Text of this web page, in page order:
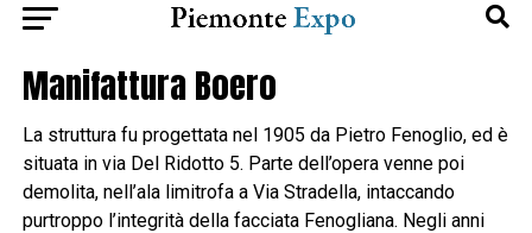
Manifattura Boero
La struttura fu progettata nel 1905 da Pietro Fenoglio, ed è
situata in via Del Ridotto 5. Parte dell’opera venne poi
demolita, nell’ala limitrofa a Via Stradella, intaccando
purtroppo l’integrità della facciata Fenogliana. Negli anni